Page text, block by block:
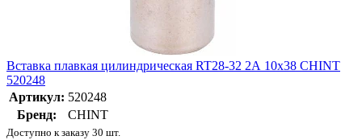
Вставка плавкая цилиндрическая RT28-32 2А 10х38 CHINT
520248
Артикул: 520248
Бренд:
CHINT
Доступно к заказу 30 шт.